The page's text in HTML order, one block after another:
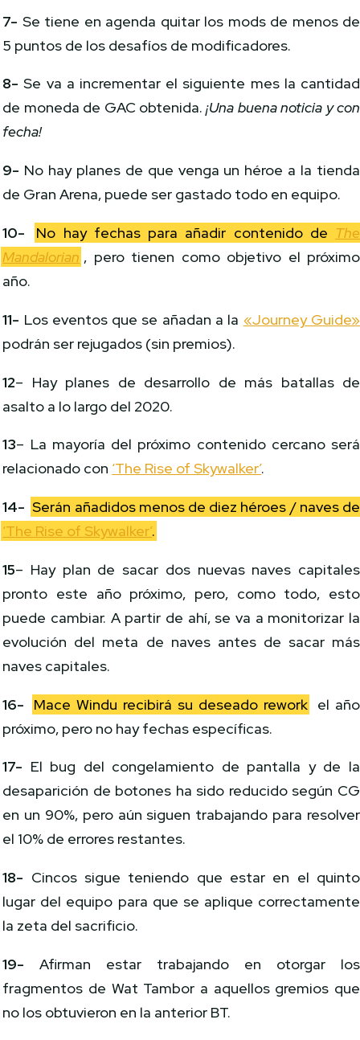
7- Se tiene en agenda quitar los mods de menos de
5 puntos de los desafíos de modificadores.
8-Se va a incrementar el siguiente mes la cantidad
de moneda de GAC obtenida.¡Una buena noticia y con
fecha!
9- No hay planes de que venga un héroe a la tienda
de Gran Arena, puede ser gastado todo en equipo.
10- No hay fechas para añadir contenido de The
Mandalorian , pero tienen como objetivo el próximo
año.
11- Los eventos que se añadan a la «Journey Guide»
podrán ser rejugados (sin premios).
12– Hay planes de desarrollo de más batallas de
asalto a lo largo del 2020.
13– La mayoría del próximo contenido cercano será
relacionado con ‘The Rise of Skywalker’.
14- Serán añadidos menos de diez héroes / naves de
‘The Rise of Skywalker’.
15– Hay plan de sacar dos nuevas naves capitales
pronto este año próximo, pero, como todo, esto
puede cambiar. A partir de ahí, se va a monitorizar la
evolución del meta de naves antes de sacar más
naves capitales.
16- Mace Windu recibirá su deseado rework el año
próximo, pero no hay fechas específicas.
17- El bug del congelamiento de pantalla y de la
desaparición de botones ha sido reducido según CG
en un 90%, pero aún siguen trabajando para resolver
el 10% de errores restantes.
18- Cincos sigue teniendo que estar en el quinto
lugar del equipo para que se aplique correctamente
la zeta del sacrificio.
19-Afirman estar trabajando en otorgar los
fragmentos de Wat Tambor a aquellos gremios que
no los obtuvieron en la anterior BT.